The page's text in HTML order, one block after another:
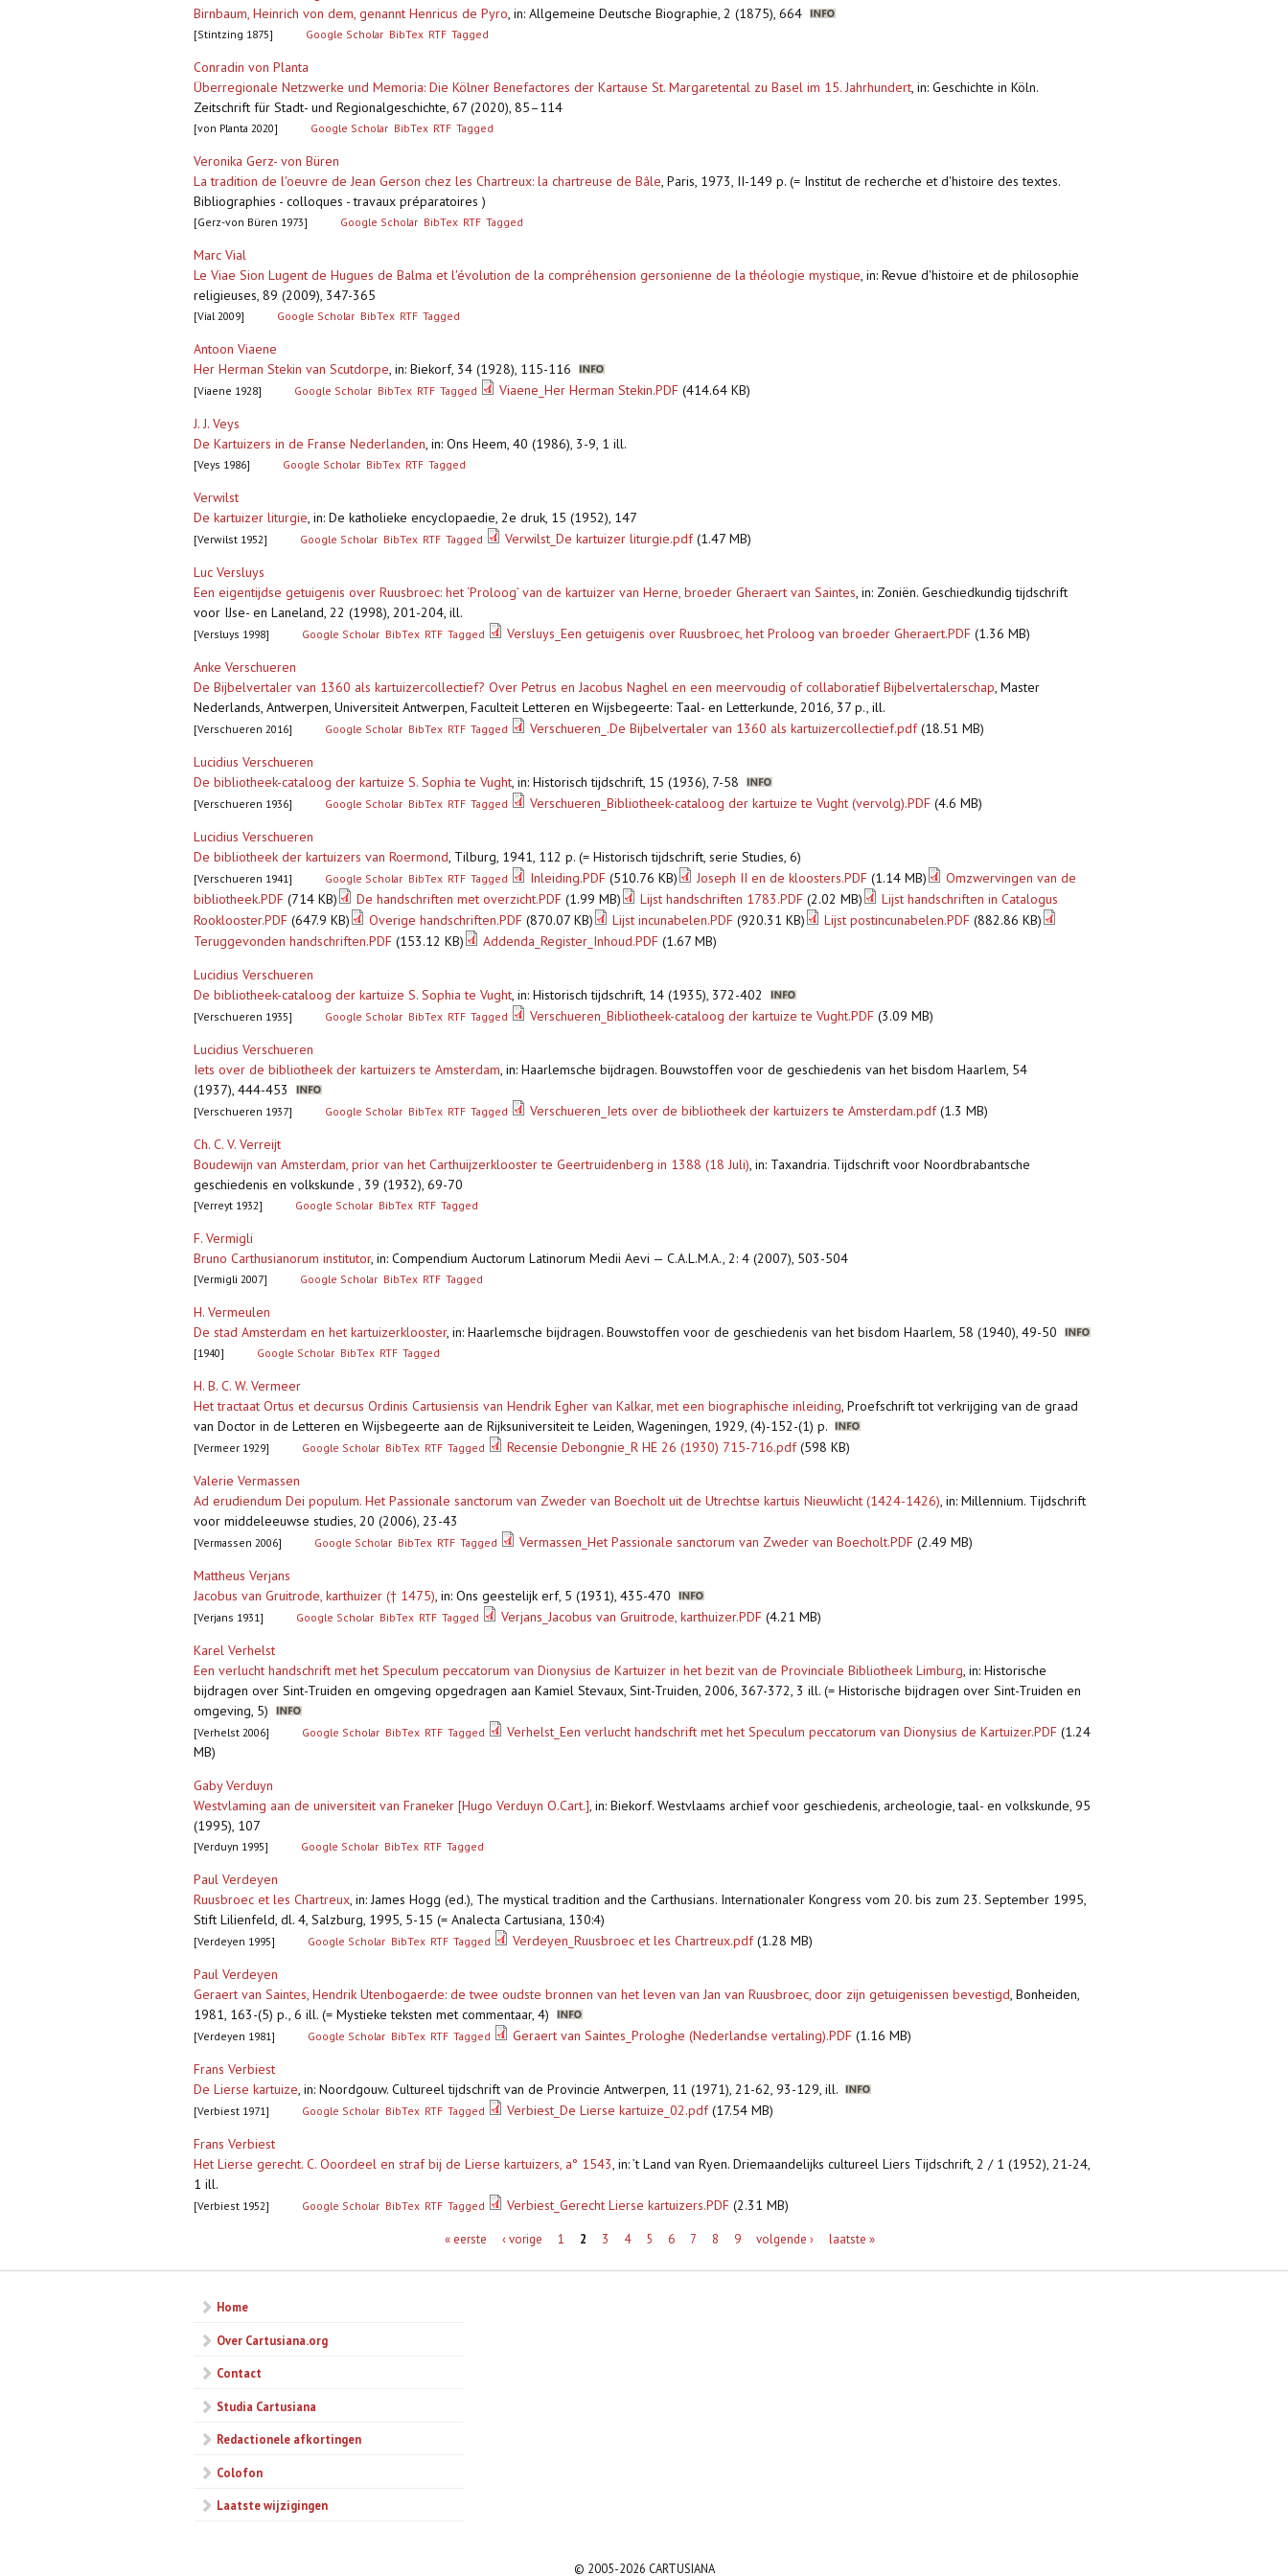
Birnbaum, Heinrich von dem, genannt Henricus de Pyro, in: Allgemeine Deutsche Biographie, 2 (1875), 664
[Stintzing 1875] Google Scholar BibTex RTF Tagged
Conradin von Planta
Überregionale Netzwerke und Memoria: Die Kölner Benefactores der Kartause St. Margaretental zu Basel im 15. Jahrhundert, in: Geschichte in Köln.
Zeitschrift für Stadt- und Regionalgeschichte, 67 (2020), 85–114
[von Planta 2020] Google Scholar BibTex RTF Tagged
Veronika Gerz- von Büren
La tradition de l'oeuvre de Jean Gerson chez les Chartreux: la chartreuse de Bâle, Paris, 1973, II-149 p. (= Institut de recherche et d'histoire des textes.
Bibliographies - colloques - travaux préparatoires )
[Gerz-von Büren 1973] Google Scholar BibTex RTF Tagged
Marc Vial
Le Viae Sion Lugent de Hugues de Balma et l'évolution de la compréhension gersonienne de la théologie mystique, in: Revue d'histoire et de philosophie
religieuses, 89 (2009), 347-365
[Vial 2009] Google Scholar BibTex RTF Tagged
Antoon Viaene
Her Herman Stekin van Scutdorpe, in: Biekorf, 34 (1928), 115-116
[Viaene 1928] Google Scholar BibTex RTF Tagged Viaene_Her Herman Stekin.PDF (414.64 KB)
J. J. Veys
De Kartuizers in de Franse Nederlanden, in: Ons Heem, 40 (1986), 3-9, 1 ill.
[Veys 1986] Google Scholar BibTex RTF Tagged
Verwilst
De kartuizer liturgie, in: De katholieke encyclopaedie, 2e druk, 15 (1952), 147
[Verwilst 1952] Google Scholar BibTex RTF Tagged Verwilst_De kartuizer liturgie.pdf(1.47 MB)
Luc Versluys
Een eigentijdse getuigenis over Ruusbroec: het ‘Proloog’ van de kartuizer van Herne, broeder Gheraert van Saintes, in: Zoniën. Geschiedkundig tijdschrift
voor IJse- en Laneland, 22 (1998), 201-204, ill.
[Versluys 1998] Google Scholar BibTex RTF Tagged Versluys_Een getuigenis over Ruusbroec, het Proloog van broeder Gheraert.PDF (1.36 MB)
Anke Verschueren
De Bijbelvertaler van 1360 als kartuizercollectief? Over Petrus en Jacobus Naghel en een meervoudig of collaboratief Bijbelvertalerschap, Master
Nederlands, Antwerpen, Universiteit Antwerpen, Faculteit Letteren en Wijsbegeerte: Taal- en Letterkunde, 2016, 37 p., ill.
[Verschueren 2016] Google Scholar BibTex RTF Tagged Verschueren_.De Bijbelvertaler van 1360 als kartuizercollectief.pdf(18.51 MB)
Lucidius Verschueren
De bibliotheek-cataloog der kartuize S. Sophia te Vught, in: Historisch tijdschrift, 15 (1936), 7-58
[Verschueren 1936] Google Scholar BibTex RTF Tagged Verschueren_Bibliotheek-cataloog der kartuize te Vught (vervolg).PDF (4.6 MB)
Lucidius Verschueren
De bibliotheek der kartuizers van Roermond, Tilburg, 1941, 112 p. (= Historisch tijdschrift, serie Studies, 6)
[Verschueren 1941] Google Scholar BibTex RTF Tagged Inleiding.PDF (510.76 KB) Joseph II en de kloosters.PDF (1.14 MB)
Omzwervingen van de
bibliotheek.PDF (714 KB) De handschriften met overzicht.PDF (1.99 MB) Lijst handschriften 1783.PDF (2.02 MB)
Lijst handschriften in Catalogus
Rooklooster.PDF (647.9 KB) Overige handschriften.PDF (870.07 KB) Lijst incunabelen.PDF (920.31 KB) Lijst postincunabelen.PDF (882.86 KB)
Teruggevonden handschriften.PDF (153.12 KB) Addenda_Register_Inhoud.PDF (1.67 MB)
Lucidius Verschueren
De bibliotheek-cataloog der kartuize S. Sophia te Vught, in: Historisch tijdschrift, 14 (1935), 372-402
[Verschueren 1935] Google Scholar BibTex RTF Tagged Verschueren_Bibliotheek-cataloog der kartuize te Vught.PDF (3.09 MB)
Lucidius Verschueren
Iets over de bibliotheek der kartuizers te Amsterdam, in: Haarlemsche bijdragen. Bouwstoffen voor de geschiedenis van het bisdom Haarlem, 54
(1937), 444-453
[Verschueren 1937] Google Scholar BibTex RTF Tagged Verschueren_Iets over de bibliotheek der kartuizers te Amsterdam.pdf(1.3 MB)
Ch. C. V. Verreijt
Boudewijn van Amsterdam, prior van het Carthuijzerklooster te Geertruidenberg in 1388 (18 Juli), in: Taxandria. Tijdschrift voor Noordbrabantsche
geschiedenis en volkskunde , 39 (1932), 69-70
[Verreyt 1932] Google Scholar BibTex RTF Tagged
F. Vermigli
Bruno Carthusianorum institutor, in: Compendium Auctorum Latinorum Medii Aevi — C.A.L.M.A., 2: 4 (2007), 503-504
[Vermigli 2007] Google Scholar BibTex RTF Tagged
H. Vermeulen
De stad Amsterdam en het kartuizerklooster, in: Haarlemsche bijdragen. Bouwstoffen voor de geschiedenis van het bisdom Haarlem, 58 (1940), 49-50
[1940] Google Scholar BibTex RTF Tagged
H. B. C. W. Vermeer
Het tractaat Ortus et decursus Ordinis Cartusiensis van Hendrik Egher van Kalkar, met een biographische inleiding, Proefschrift tot verkrijging van de graad
van Doctor in de Letteren en Wijsbegeerte aan de Rijksuniversiteit te Leiden, Wageningen, 1929, (4)-152-(1) p.
[Vermeer 1929] Google Scholar BibTex RTF Tagged Recensie Debongnie_R HE 26 (1930) 715-716.pdf(598 KB)
Valerie Vermassen
Ad erudiendum Dei populum. Het Passionale sanctorum van Zweder van Boecholt uit de Utrechtse kartuis Nieuwlicht (1424-1426), in: Millennium. Tijdschrift
voor middeleeuwse studies, 20 (2006), 23-43
[Vermassen 2006] Google Scholar BibTex RTF Tagged Vermassen_Het Passionale sanctorum van Zweder van Boecholt.PDF (2.49 MB)
Mattheus Verjans
Jacobus van Gruitrode, karthuizer († 1475), in: Ons geestelijk erf, 5 (1931), 435-470
[Verjans 1931] Google Scholar BibTex RTF Tagged Verjans_Jacobus van Gruitrode, karthuizer.PDF (4.21 MB)
Karel Verhelst
Een verlucht handschrift met het Speculum peccatorum van Dionysius de Kartuizer in het bezit van de Provinciale Bibliotheek Limburg, in: Historische
bijdragen over Sint-Truiden en omgeving opgedragen aan Kamiel Stevaux, Sint-Truiden, 2006, 367-372, 3 ill. (= Historische bijdragen over Sint-Truiden en
omgeving, 5)
[Verhelst 2006] Google Scholar BibTex RTF Tagged Verhelst_Een verlucht handschrift met het Speculum peccatorum van Dionysius de Kartuizer.PDF (1.24
MB)
Gaby Verduyn
Westvlaming aan de universiteit van Franeker [Hugo Verduyn O.Cart.], in: Biekorf. Westvlaams archief voor geschiedenis, archeologie, taal- en volkskunde, 95
(1995), 107
[Verduyn 1995] Google Scholar BibTex RTF Tagged
Paul Verdeyen
Ruusbroec et les Chartreux, in: James Hogg (ed.), The mystical tradition and the Carthusians. Internationaler Kongress vom 20. bis zum 23. September 1995,
Stift Lilienfeld, dl. 4, Salzburg, 1995, 5-15 (= Analecta Cartusiana, 130:4)
[Verdeyen 1995] Google Scholar BibTex RTF Tagged Verdeyen_Ruusbroec et les Chartreux.pdf(1.28 MB)
Paul Verdeyen
Geraert van Saintes, Hendrik Utenbogaerde: de twee oudste bronnen van het leven van Jan van Ruusbroec, door zijn getuigenissen bevestigd, Bonheiden,
1981, 163-(5) p., 6 ill. (= Mystieke teksten met commentaar, 4)
[Verdeyen 1981] Google Scholar BibTex RTF Tagged Geraert van Saintes_Prologhe (Nederlandse vertaling).PDF (1.16 MB)
Frans Verbiest
De Lierse kartuize, in: Noordgouw. Cultureel tijdschrift van de Provincie Antwerpen, 11 (1971), 21-62, 93-129, ill.
[Verbiest 1971] Google Scholar BibTex RTF Tagged Verbiest_De Lierse kartuize_02.pdf(17.54 MB)
Frans Verbiest
Het Lierse gerecht. C. Ooordeel en straf bij de Lierse kartuizers, a° 1543, in: ’t Land van Ryen. Driemaandelijks cultureel Liers Tijdschrift, 2 / 1 (1952), 21-24,
1 ill.
[Verbiest 1952] Google Scholar BibTex RTF Tagged Verbiest_Gerecht Lierse kartuizers.PDF (2.31 MB)
« eerste ‹ vorige 1 2 3 4 5 6 7 8 9 volgende › laatste »
Home
Over Cartusiana.org
Contact
Studia Cartusiana
Redactionele afkortingen
Colofon
Laatste wijzigingen
© 2005-2026 CARTUSIANA